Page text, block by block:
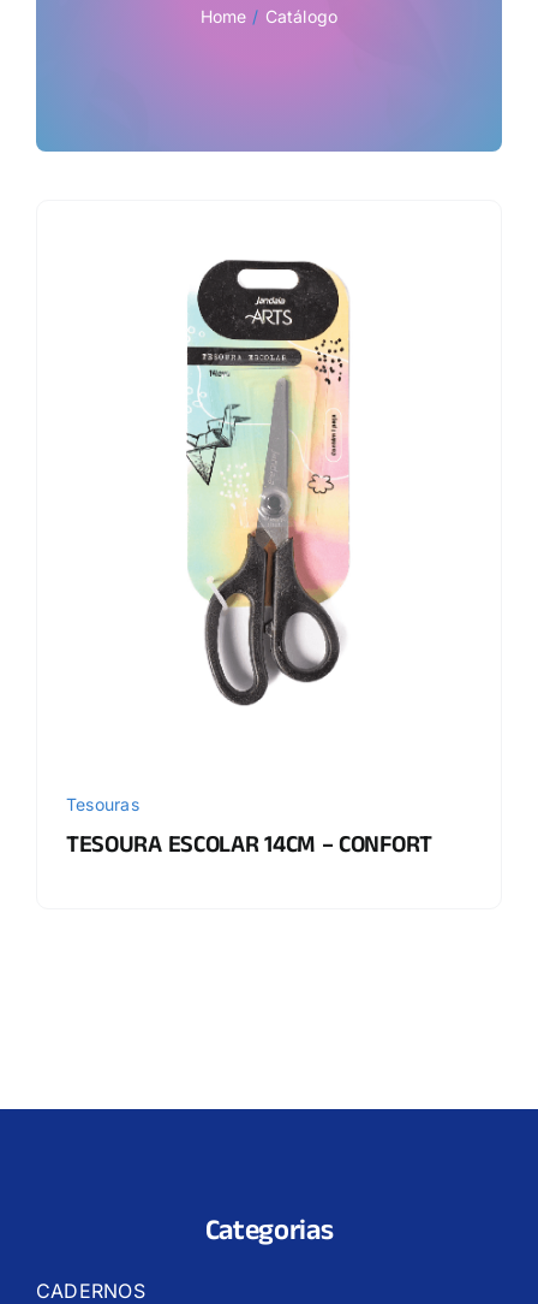
Home Catálogo
Tesouras
TESOURA ESCOLAR 14CM – CONFORT
Categorias
CADERNOS